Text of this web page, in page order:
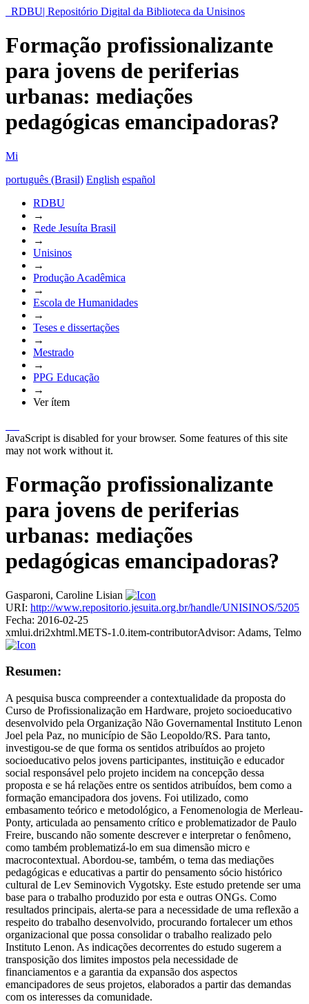
RDBU| Repositório Digital da Biblioteca da Unisinos
Formação profissionalizante
para jovens de periferias
urbanas: mediações
pedagógicas emancipadoras?
Mi
português (Brasil) English español
RDBU
→
Rede Jesuíta Brasil
→
Unisinos
→
Produção Acadêmica
→
Escola de Humanidades
→
Teses e dissertações
→
Mestrado
→
PPG Educação
→
Ver ítem
JavaScript is disabled for your browser. Some features of this site
may not work without it.
Formação profissionalizante
para jovens de periferias
urbanas: mediações
pedagógicas emancipadoras?
Gasparoni, Caroline Lisian
URI: http://www.repositorio.jesuita.org.br/handle/UNISINOS/5205
Fecha: 2016-02-25
xmlui.dri2xhtml.METS-1.0.item-contributorAdvisor: Adams, Telmo
Resumen:
A pesquisa busca compreender a contextualidade da proposta do
Curso de Profissionalização em Hardware, projeto socioeducativo
desenvolvido pela Organização Não Governamental Instituto Lenon
Joel pela Paz, no município de São Leopoldo/RS. Para tanto,
investigou-se de que forma os sentidos atribuídos ao projeto
socioeducativo pelos jovens participantes, instituição e educador
social responsável pelo projeto incidem na concepção dessa
proposta e se há relações entre os sentidos atribuídos, bem como a
formação emancipadora dos jovens. Foi utilizado, como
embasamento teórico e metodológico, a Fenomenologia de Merleau-
Ponty, articulada ao pensamento crítico e problematizador de Paulo
Freire, buscando não somente descrever e interpretar o fenômeno,
como também problematizá-lo em sua dimensão micro e
macrocontextual. Abordou-se, também, o tema das mediações
pedagógicas e educativas a partir do pensamento sócio histórico
cultural de Lev Seminovich Vygotsky. Este estudo pretende ser uma
base para o trabalho produzido por esta e outras ONGs. Como
resultados principais, alerta-se para a necessidade de uma reflexão a
respeito do trabalho desenvolvido, procurando fortalecer um ethos
organizacional que possa consolidar o trabalho realizado pelo
Instituto Lenon. As indicações decorrentes do estudo sugerem a
transposição dos limites impostos pela necessidade de
financiamentos e a garantia da expansão dos aspectos
emancipadores de seus projetos, elaborados a partir das demandas
com os interesses da comunidade.